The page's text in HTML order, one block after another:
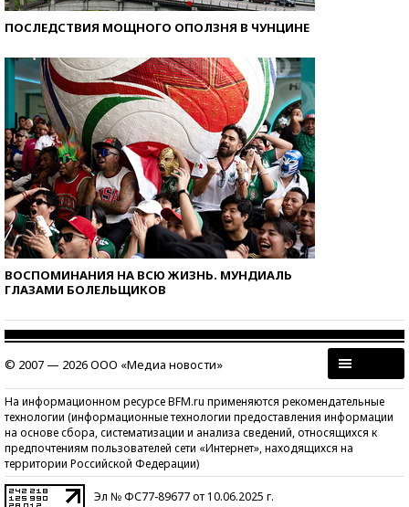
ПОСЛЕДСТВИЯ МОЩНОГО ОПОЛЗНЯ В ЧУНЦИНЕ
ВОСПОМИНАНИЯ НА ВСЮ ЖИЗНЬ. МУНДИАЛЬ
ГЛАЗАМИ БОЛЕЛЬЩИКОВ
© 2007 — 2026 ООО «Медиа новости»
На информационном ресурсе BFM.ru применяются рекомендательные
технологии (информационные технологии предоставления информации
на основе сбора, систематизации и анализа сведений, относящихся к
предпочтениям пользователей сети «Интернет», находящихся на
территории Российской Федерации)
Эл № ФС77-89677 от 10.06.2025 г.